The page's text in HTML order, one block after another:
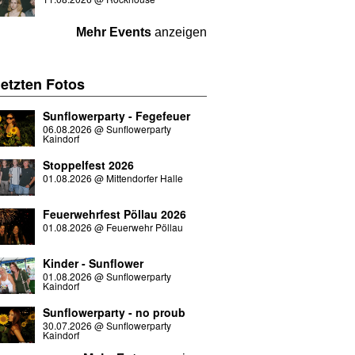
Mehr Events anzeigen
Fotos
Sunflowerparty - Fegefeuer
06.08.2026 @Sunflowerparty
Kaindorf
Stoppelfest 2026
01.08.2026 @Mittendorfer Halle
Feuerwehrfest Pöllau 2026
01.08.2026 @ Feuerwehr Pöllau
Kinder - Sunflower
01.08.2026 @Sunflowerparty
Kaindorf
Sunflowerparty - no proub
30.07.2026 @Sunflowerparty
Kaindorf